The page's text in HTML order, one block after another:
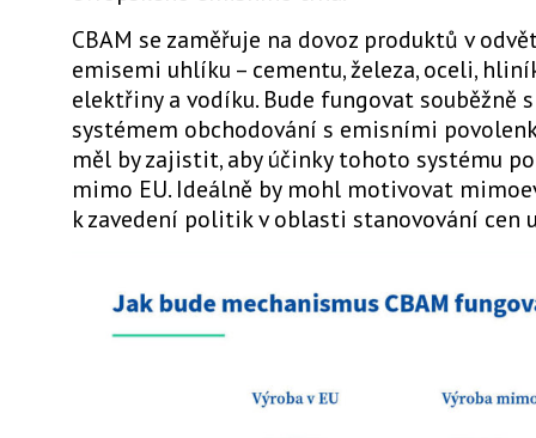
CBAM se zaměřuje na dovoz produktů v
emisemi uhlíku – cementu, železa, oceli,
elektřiny a vodíku. Bude fungovat souběžně
systémem obchodování s emisními
měl by zajistit, aby účinky tohoto systému
mimo EU. Ideálně by mohl motivovat
k zavedení politik v oblasti stanovování cen